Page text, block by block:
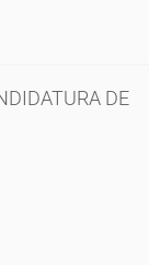
DE